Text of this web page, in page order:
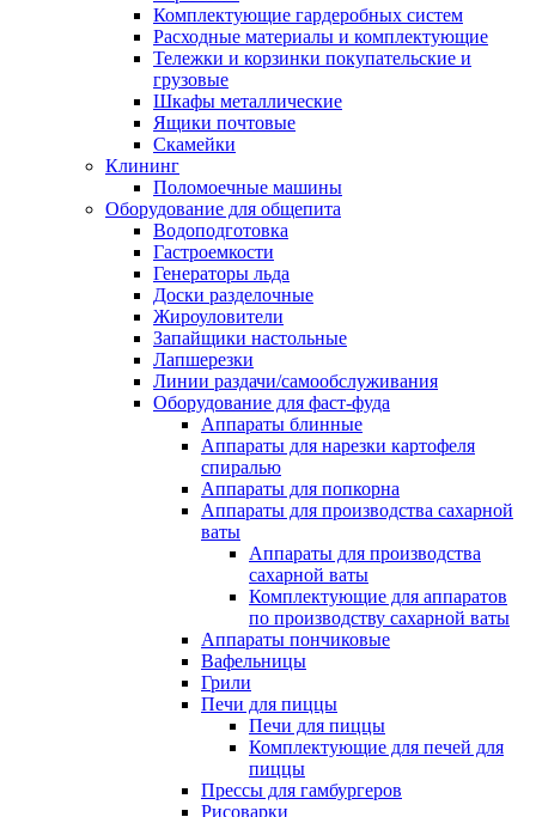
Комплектующие гардеробных систем
Расходные материалы и комплектующие
Тележки и корзинки покупательские и
грузовые
Шкафы металлические
Ящики почтовые
Скамейки
Клининг
Поломоечные машины
Оборудование для общепита
Водоподготовка
Гастроемкости
Генераторы льда
Доски разделочные
Жироуловители
Запайщики настольные
Лапшерезки
Линии раздачи/самообслуживания
Оборудование для фаст-фуда
Аппараты блинные
Аппараты для нарезки картофеля
спиралью
Аппараты для попкорна
Аппараты для производства сахарной
ваты
Аппараты для производства
сахарной ваты
Комплектующие для аппаратов
по производству сахарной ваты
Аппараты пончиковые
Вафельницы
Грили
Печи для пиццы
Печи для пиццы
Комплектующие для печей для
пиццы
Прессы для гамбургеров
Рисоварки